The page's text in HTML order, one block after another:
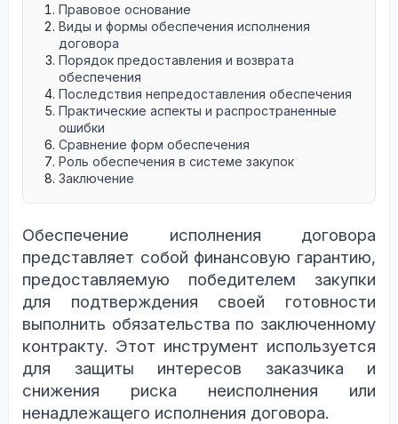
Правовое основание
Виды и формы обеспечения исполнения
договора
Порядок предоставления и возврата
обеспечения
Последствия непредоставления обеспечения
Практические аспекты и распространенные
ошибки
Сравнение форм обеспечения
Роль обеспечения в системе закупок
Заключение
Обеспечение исполнения договора
представляет собой финансовую гарантию,
предоставляемую победителем закупки
для подтверждения своей готовности
выполнить обязательства по заключенному
контракту. Этот инструмент используется
для защиты интересов заказчика и
снижения риска неисполнения или
ненадлежащего исполнения договора.